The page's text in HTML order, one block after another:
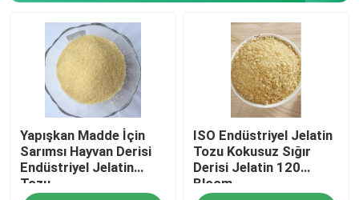
Yapışkan Madde İçin
Sarımsı Hayvan Derisi
Endüstriyel Jelatin
Tozu
ISO Endüstriyel Jelatin
Tozu Kokusuz Sığır
Derisi Jelatin 120
Bloom